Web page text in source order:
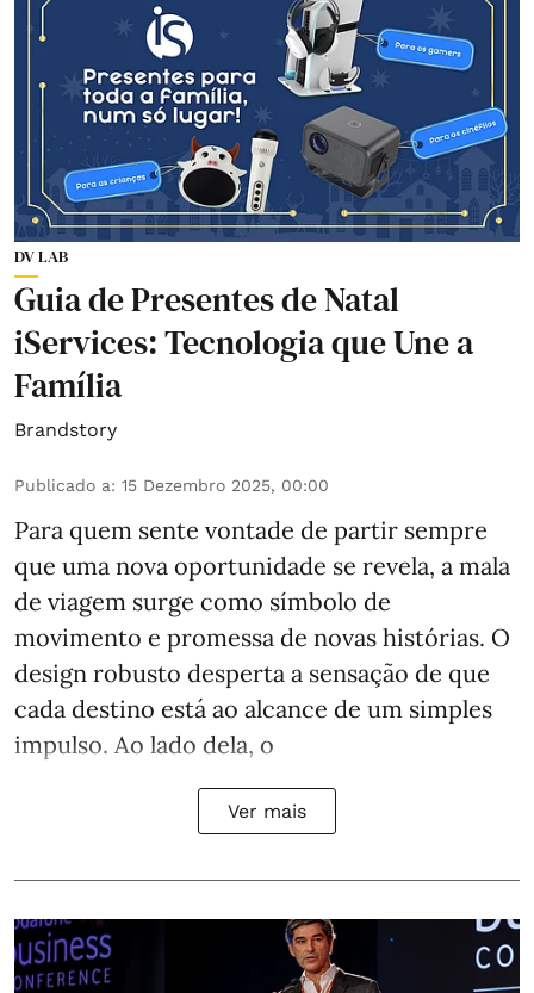
DV LAB
Guia de Presentes de Natal
iServices: Tecnologia que Une a
Família
Brandstory
Publicado a: 15 Dezembro 2025, 00:00
Para quem sente vontade de partir sempre
que uma nova oportunidade se revela, a mala
de viagem surge como símbolo de
movimento e promessa de novas histórias. O
design robusto desperta a sensação de que
cada destino está ao alcance de um simples
impulso. Ao lado dela, o
Ver mais